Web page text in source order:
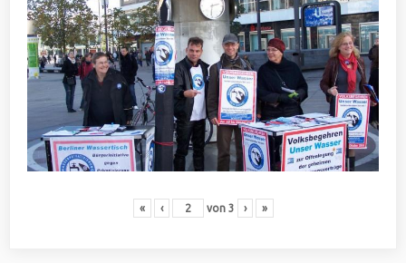
« ‹ von 3 › »